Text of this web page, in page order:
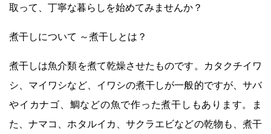
取って、丁寧な暮らしを始めてみませんか？
煮干しについて ～煮干しとは？
煮干しは魚介類を煮て乾燥させたものです。カタクチイワ
シ、マイワシなど、イワシの煮干しが一般的ですが、サバ
やイカナゴ、鯛などの魚で作った煮干しもあります。ま
た、ナマコ、ホタルイカ、サクラエビなどの乾物も、煮干